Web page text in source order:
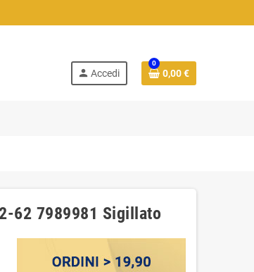
person Accedi
0
0,00 €
62 7989981 ‎Sigillato